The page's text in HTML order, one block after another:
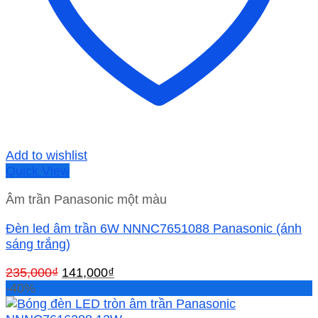
Add to wishlist
Quick View
Âm trần Panasonic một màu
Đèn led âm trần 6W NNNC7651088 Panasonic (ánh
sáng trắng)
235,000₫ Giá
là:
141,000₫
tại
-40%